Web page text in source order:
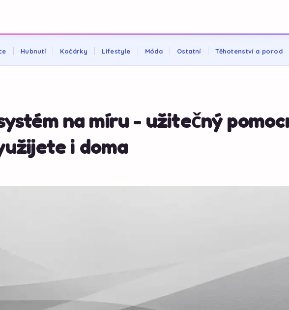
Hubnutí Kočárky Lifestyle Móda Ostatní Těhotenství a porod
na míru - užitečný
i doma